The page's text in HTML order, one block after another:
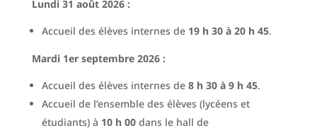
Lundi 31 août 2026 :
Accueil des élèves internes de 19 h 30 à 20 h 45.
Mardi 1er septembre 2026 :
Accueil des élèves internes de 8 h 30 à 9 h 45.
Accueil de l’ensemble des élèves (lycéens et
étudiants) à 10 h 00dans le hall de